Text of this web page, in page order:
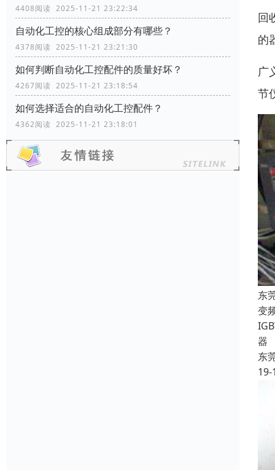
4408阅读 2025-11-21 23:22:34
自动化工控的核心组成部分有哪些？
4378阅读 2025-11-21 23:21:30
如何判断自动化工控配件的质量好坏？
4267阅读 2025-11-21 23:18:54
如何选择适合的自动化工控配件？
4362阅读 2025-11-21 23:18:01
回
的
广
节
东
变
器
东
19-